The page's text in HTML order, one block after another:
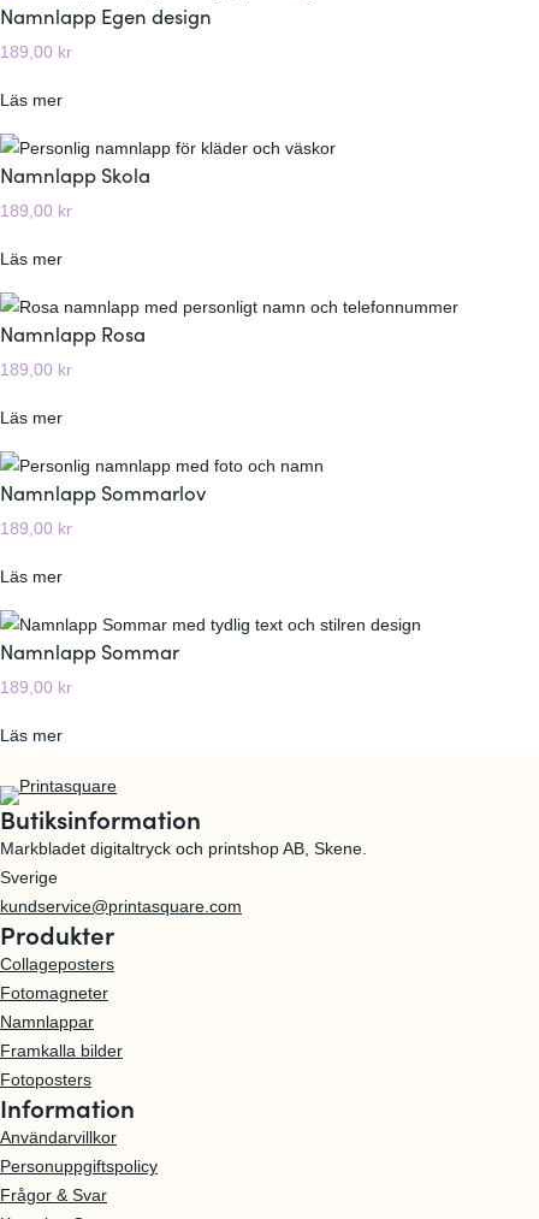
Namnlapp Egen design
189,00 kr
Läs mer:
a
m
n
p
p
e
d
e
s
n
Namnlapp Skola
189,00 kr
Läs mer:
a
m
n
p
p
o
a
Namnlapp Rosa
189,00 kr
Läs mer:
a
m
n
p
p
s
Namnlapp Sommarlov
189,00 kr
Läs mer:
a
m
n
S
a
l
o
Namnlapp Sommar
189,00 kr
Läs mer:
a
m
n
a
p
p
S
o
m
m
a
r
Butiksinformation
Markbladet digitaltryck och printshop AB, Skene.
Sverige
kundservice@printasquare.com
Produkter
Collageposters
Fotomagneter
Namnlappar
Framkalla bilder
Fotoposters
Information
Användarvillkor
Personuppgiftspolicy
Frågor & Svar